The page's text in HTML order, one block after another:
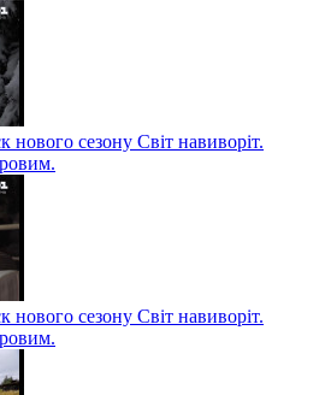
нового сезону Світ навиворіт.
нового сезону Світ навиворіт.